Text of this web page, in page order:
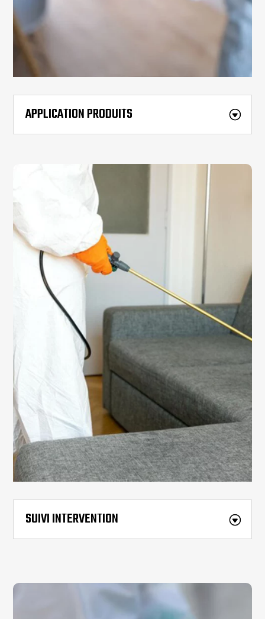
APPLICATION PRODUITS
SUIVI INTERVENTION